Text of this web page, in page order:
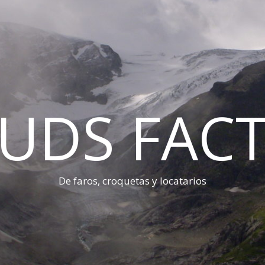
De faros, croquetas y locatarios